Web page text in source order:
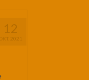
12
2021